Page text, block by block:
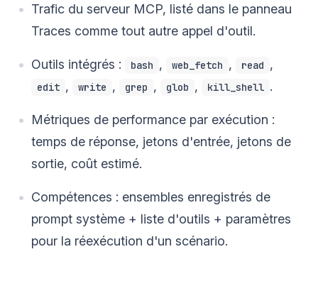
Trafic du serveur MCP, listé dans le panneau
Traces comme tout autre appel d'outil.
Outils intégrés : bash , web_fetch , read ,
edit , write , grep , glob , kill_shell .
Métriques de performance par exécution :
temps de réponse, jetons d'entrée, jetons de
sortie, coût estimé.
Compétences : ensembles enregistrés de
prompt système + liste d'outils + paramètres
pour la réexécution d'un scénario.